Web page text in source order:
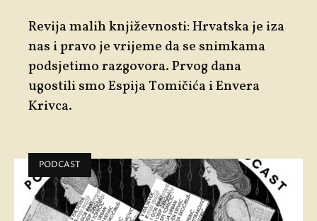
Revija malih književnosti: Hrvatska je iza
nas i pravo je vrijeme da se snimkama
podsjetimo razgovora. Prvog dana
ugostili smo Espija Tomičića i Envera
Krivca.
PODCAST